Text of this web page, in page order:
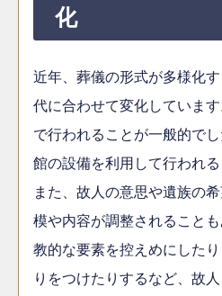
化
近年、葬儀の形式が多様化
代に合わせて変化していま
で行われることが一般的で
館の設備を利用して行われる
また、故人の意思や遺族の
模や内容が調整されること
教的な要素を控えめにした
りをつけたりするなど、故